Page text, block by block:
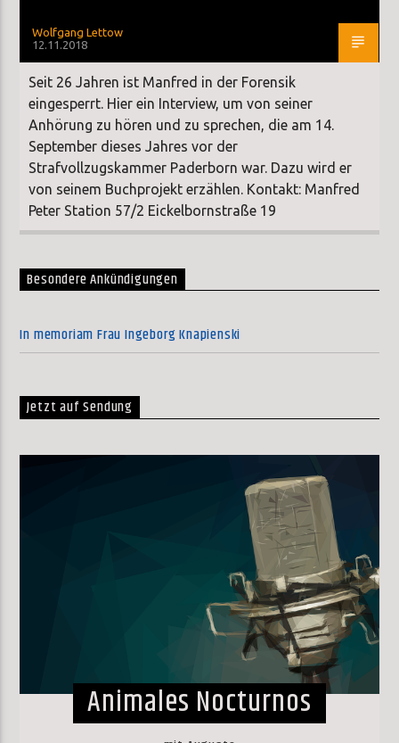
Wolfgang Lettow
12.11.2018
Seit 26 Jahren ist Manfred in der Forensik
eingesperrt. Hier ein Interview, um von seiner
Anhörung zu hören und zu sprechen, die am 14.
September dieses Jahres vor der
Strafvollzugskammer Paderborn war. Dazu wird er
von seinem Buchprojekt erzählen. Kontakt: Manfred
Peter Station 57/2 Eickelbornstraße 19
Besondere Ankündigungen
In memoriam Frau Ingeborg Knapienski
Jetzt auf Sendung
Animales Nocturnos